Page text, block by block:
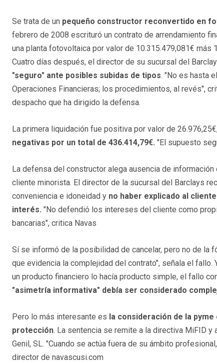
Se trata de un pequeño constructor reconvertido en
febrero de 2008 escrituró un contrato de arrendamiento
una planta fotovoltaica por valor de 10.315.479,081€ más
Cuatro días después, el director de su sucursal del
"seguro" ante posibles subidas de tipos. "No es hasta
Operaciones Financieras; los procedimientos, al revés",
despacho que ha dirigido la defensa.
La primera liquidación fue positiva por valor de
negativas por un total de 436.414,79€. "El supuesto
La defensa del constructor alega ausencia de
cliente minorista. El director de la sucursal del Barclays
conveniencia e idoneidad y no haber explicado al
interés. "No defendió los intereses del cliente como
bancarias", critica Navas
Sí se informó de la posibilidad de cancelar, pero no de la
que evidencia la complejidad del contrato", señala el
un producto financiero lo hacía producto simple, el fallo
"asimetría informativa" debía ser considerado
Pero lo más interesante es la consideración de la
protección. La sentencia se remite a la directiva MiFID
Genil, SL. "Cuando se actúa fuera de su ámbito
director de navascusi.com